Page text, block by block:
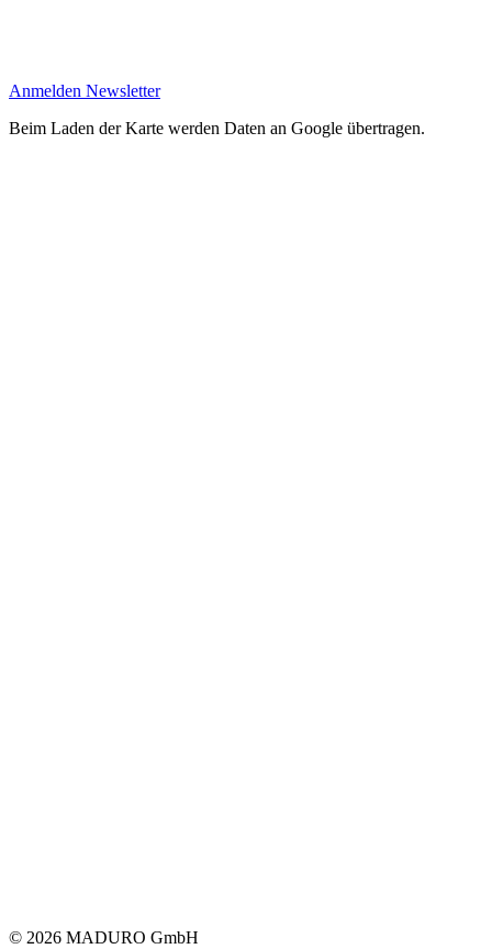
Anmelden Newsletter
Beim Laden der Karte werden Daten an Google übertragen.
© 2026 MADURO GmbH